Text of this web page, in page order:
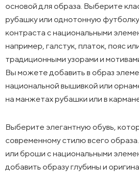
основой для образа. Выберите
рубашку или однотонную
контраста с национальными
например, галстук, платок, пояс
традиционными узорами и
Вы можете добавить в образ
национальной вышивкой или
на манжетах рубашки или в
Выберите элегантную обувь,
современному стилю всего
или броши с национальными
добавить образу глубины и